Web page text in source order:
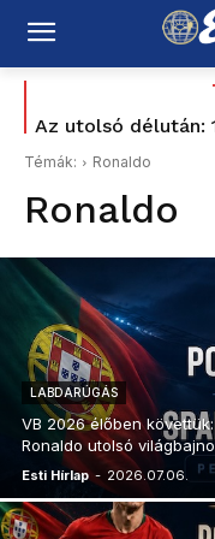
Az utolsó délután:
és azóta sem
Tíz éve nem
Témák: Ronaldo
Ronaldo
LABDARÚGÁS
VB 2026 élőben
Ronaldo utolsó
Esti Hírlap - 2026.07.06.